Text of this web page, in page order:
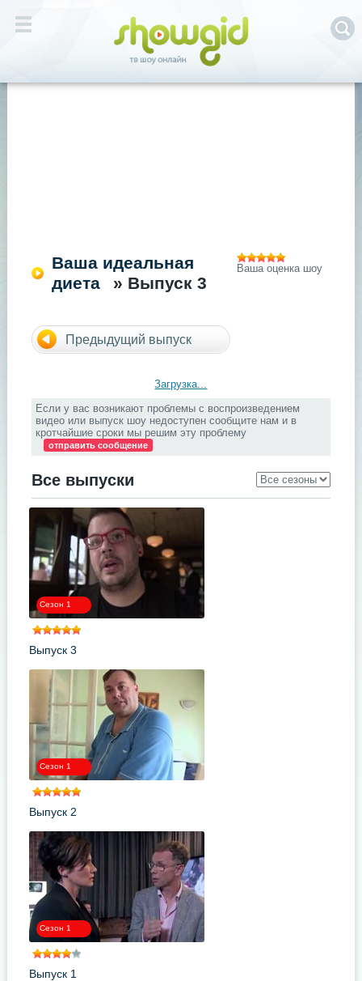
Ваша идеальная
диета
» Выпуск 3
Ваша оценка шоу
Предыдущий выпуск
Загрузка...
Если у вас возникают проблемы с воспроизведением
видео или выпуск шоу недоступен сообщите нам и в
кротчайшие сроки мы решим эту проблему
отправить сообщение
Все выпуски
Сезон 1
Выпуск 3
Сезон 1
Выпуск 2
Сезон 1
Выпуск 1